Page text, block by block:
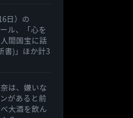
日）の
ル、「心を
間国宝に話
書)」ほか計3
は、嫌いな
があると前
大酒を飲ん